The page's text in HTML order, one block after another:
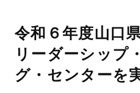
令和６年度山口
リーダーシップ
グ・センターを